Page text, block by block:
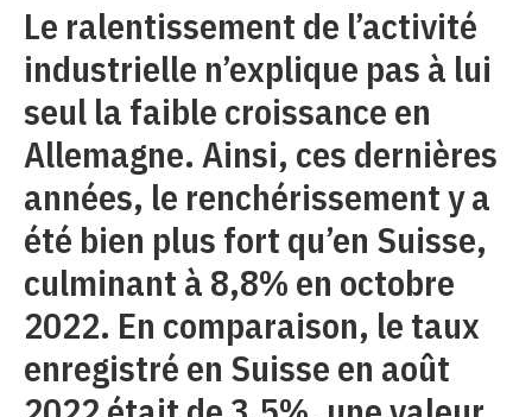
Le ralentissement de l’activité
industrielle n’explique pas à lui
seul la faible croissance en
Allemagne. Ainsi, ces dernières
années, le renchérissement y a
été bien plus fort qu’en Suisse,
culminant à 8,8% en octobre
2022. En comparaison, le taux
enregistré en Suisse en août